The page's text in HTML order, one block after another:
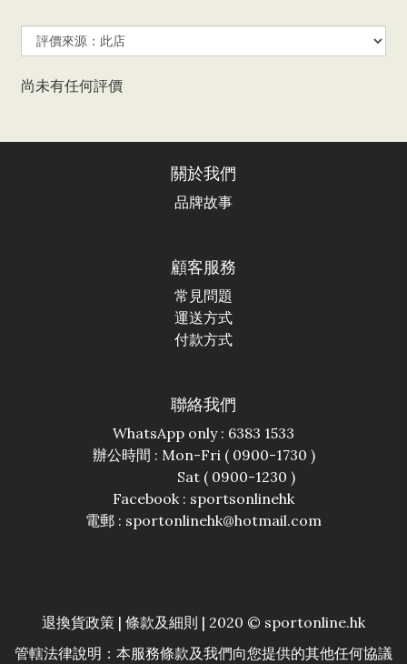
尚未有任何評價
關於我們
品牌故事
顧客服務
常見問題
運送方式
付款方式
聯絡我們
WhatsApp only : 6383 1533
辦公時間 : Mon-Fri ( 0900-1730 )
Sat ( 0900-1230 )
Facebook : sportsonlinehk
電郵 : sportonlinehk@hotmail.com
退換貨政策 | 條款及細則 | 2020 © sportonline.hk
管轄法律說明：本服務條款及我們向您提供的其他任何協議